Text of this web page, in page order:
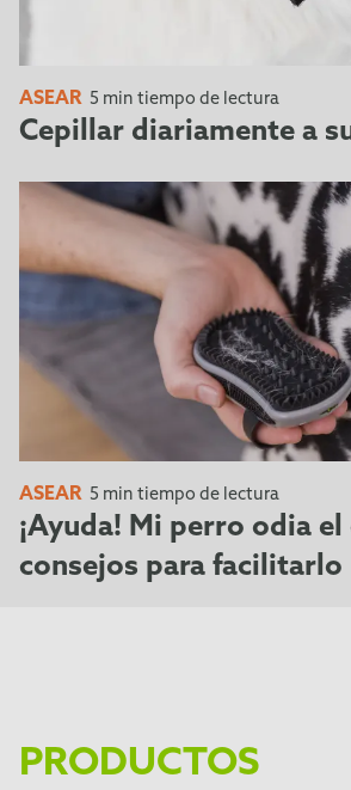
ASEAR 5 min tiempo de lectura
Cepillar diariamente a
ASEAR 5 min tiempo de lectura
¡Ayuda! Mi perro odia
consejos para facilitarlo
PRODUCTOS